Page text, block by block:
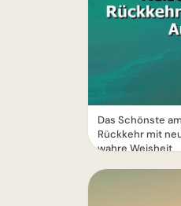
Das Schönste
Rückkehr mit
wahre Weisheit